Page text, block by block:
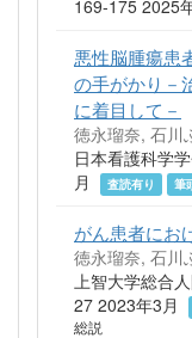
169-175 2025
悪性脳腫瘍患
の手がかり－
に着目して－
徳永瑠奈, 石川
日本看護科学
月
査読有り 筆
がん患者にお
徳永瑠奈, 石川
上智大学総合
27 2023年3月
総説